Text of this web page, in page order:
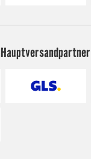
Hauptversandpartner